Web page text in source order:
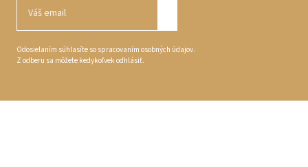
Odosielaním súhlasíte so spracovaním osobných údajov.
Z odberu sa môžete kedykoľvek odhlásiť.